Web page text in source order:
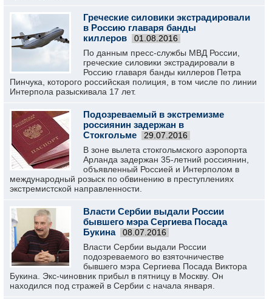
Греческие силовики экстрадировали
в Россию главаря банды
киллеров
01.08.2016
По данным пресс-службы МВД России,
греческие силовики экстрадировали в
Россию главаря банды киллеров Петра
Пинчука, которого российская полиция, в том числе по линии
Интерпола разыскивала 17 лет.
Подозреваемый в экстремизме
россиянин задержан в
Стокгольме
29.07.2016
В зоне вылета стокгольмского аэропорта
Арланда задержан 35-летний россиянин,
объявленный Россией и Интерполом в
международный розыск по обвинению в преступлениях
экстремистской направленности.
Власти Сербии выдали России
бывшего мэра Сергиева Посада
Букина
08.07.2016
Власти Сербии выдали России
подозреваемого во взяточничестве
бывшего мэра Сергиева Посада Виктора
Букина. Экс-чиновник прибыл в пятницу в Москву. Он
находился под стражей в Сербии с начала января.